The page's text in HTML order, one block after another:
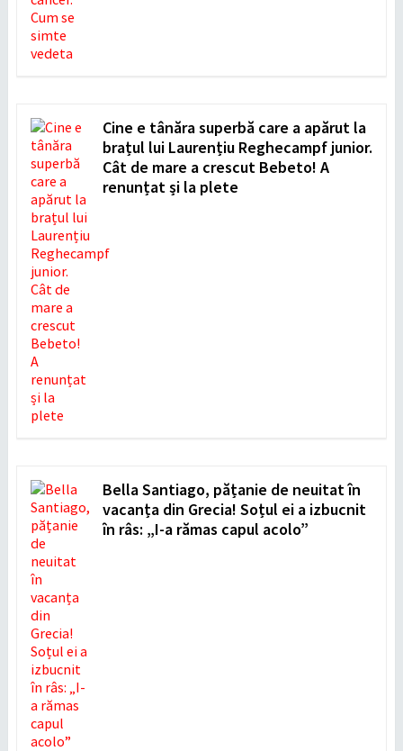
Cine e tânăra superbă care a apărut la
brațul lui Laurențiu Reghecampf junior.
Cât de mare a crescut Bebeto! A
renunțat și la plete
Bella Santiago, pățanie de neuitat în
vacanța din Grecia! Soțul ei a izbucnit
în râs: „I-a rămas capul acolo”